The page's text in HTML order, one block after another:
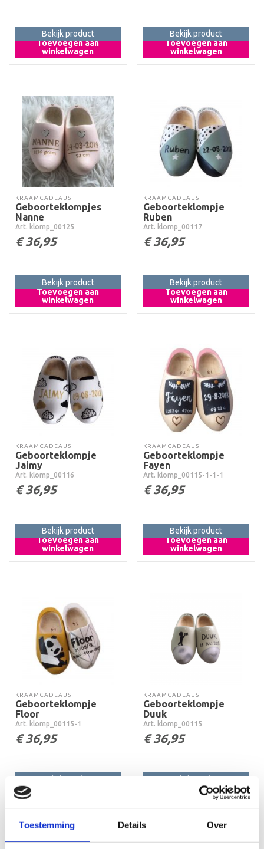
Toestemming Details Over
Toevoegen aan
winkelwagen
Bekijk product
Toevoegen aan
winkelwagen
Bekijk product
KRAAMCADEAUS
Geboorteklompjes
Nanne
Art. klomp_00125
€36,95
Toevoegen aan
winkelwagen
Bekijk product
KRAAMCADEAUS
Geboorteklompje
Ruben
Art. klomp_00117
€36,95
Toevoegen aan
winkelwagen
Bekijk product
KRAAMCADEAUS
Geboorteklompje
Jaimy
Art. klomp_00116
€36,95
Toevoegen aan
winkelwagen
Bekijk product
KRAAMCADEAUS
Geboorteklompje
Fayen
Art. klomp_00115-1-1-1
€36,95
Toevoegen aan
winkelwagen
Bekijk product
KRAAMCADEAUS
Geboorteklompje
Floor
Art. klomp_00115-1
€36,95
Bekijk product
KRAAMCADEAUS
Geboorteklompje
Duuk
Art. klomp_00115
€36,95
Toevoegen aan
winkelwagen
Bekijk product